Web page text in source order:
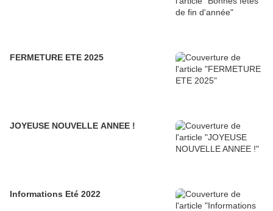
FERMETURE ETE 2025
JOYEUSE NOUVELLE ANNEE !
Informations Eté 2022